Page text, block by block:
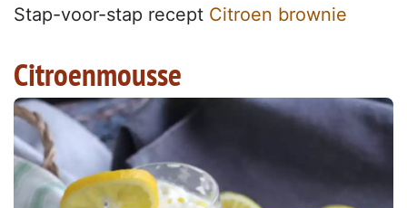
Stap-voor-stap recept Citroen brownie
Citroenmousse